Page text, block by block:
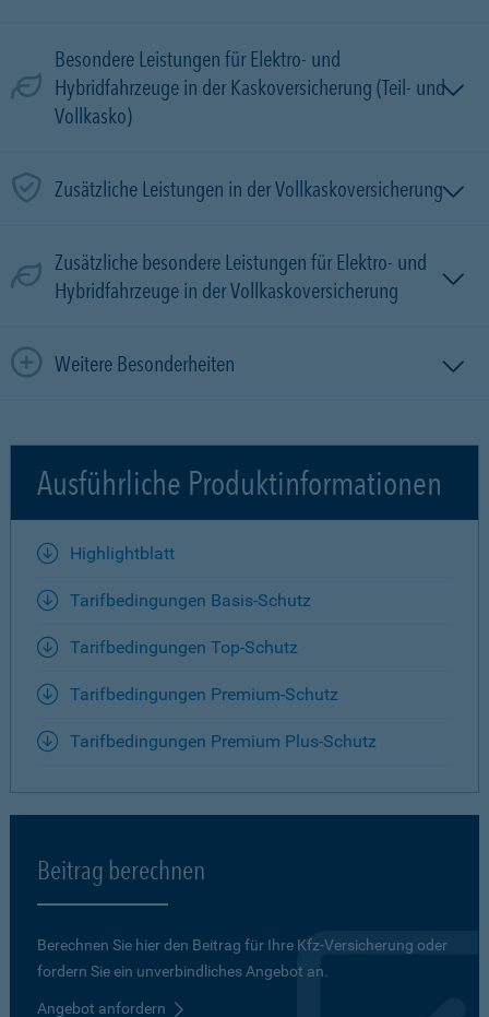
Besondere Leistungen für Elektro- und
Hybridfahrzeuge in der Kaskoversicherung (Teil- und
Vollkasko)
Zusätzliche Leistungen in der Vollkaskoversicherung
Zusätzliche besondere Leistungen für Elektro- und
Hybridfahrzeuge in der Vollkaskoversicherung
Weitere Besonderheiten
Ausführliche Produktinformationen
Highlightblatt
Tarifbedingungen Basis-Schutz
Tarifbedingungen Top-Schutz
Tarifbedingungen Premium-Schutz
Tarifbedingungen Premium Plus-Schutz
Beitrag berechnen
Berechnen Sie hier den Beitrag für Ihre Kfz-Versicherung oder
fordern Sie ein unverbindliches Angebot an.
Angebot anfordern